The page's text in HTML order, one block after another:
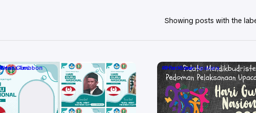
Showing posts with the
Berita Twibbon
Hari Guru Hari Guru
Pedoman Upacara